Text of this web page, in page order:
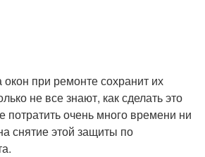
при ремонте сохранит их
не все знают, как сделать это
потратить очень много времени ни
снятие этой защиты по